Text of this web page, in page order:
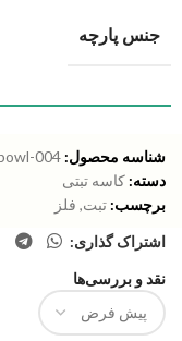
جنس پارچه
شناسه محصول: 004
دسته: کاسه تبتی
برچسب: تبت, فلز
اشتراک گذاری:
نقد و بررسی‌ها